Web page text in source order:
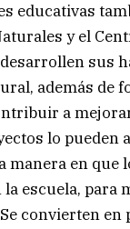
educativas
y el
sus
además de
a
lo pueden
manera en que
escuela, para
convierten